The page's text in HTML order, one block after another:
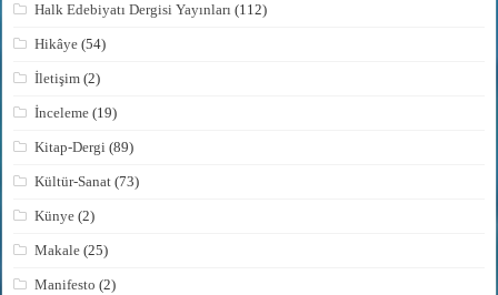
Halk Edebiyatı Dergisi Yayınları (112)
Hikâye (54)
İletişim (2)
İnceleme (19)
Kitap-Dergi (89)
Kültür-Sanat (73)
Künye (2)
Makale (25)
Manifesto (2)